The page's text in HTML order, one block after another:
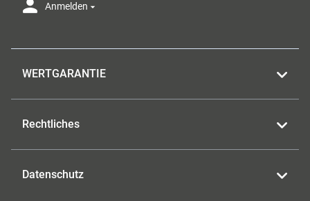
Anmelden
WERTGARANTIE
Rechtliches
Datenschutz